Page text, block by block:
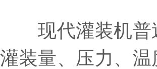
现代灌装机普遍
灌装量、压力、